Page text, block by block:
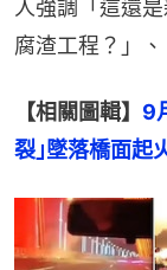
人強調「這還
腐渣工程？」
【相關圖輯】 9
裂｣墜落橋面起